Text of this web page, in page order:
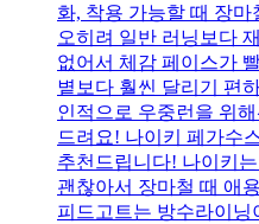
화, 착용 가능할 때 장
오히려 일반 러닝보다
없어서 체감 페이스가
볕보다 훨씬 달리기 편
인적으로 우중런을 위
드려요! 나이키 페가수
추천드립니다! 나이키
괜찮아서 장마철 때 애
피드고트는 방수라이닝